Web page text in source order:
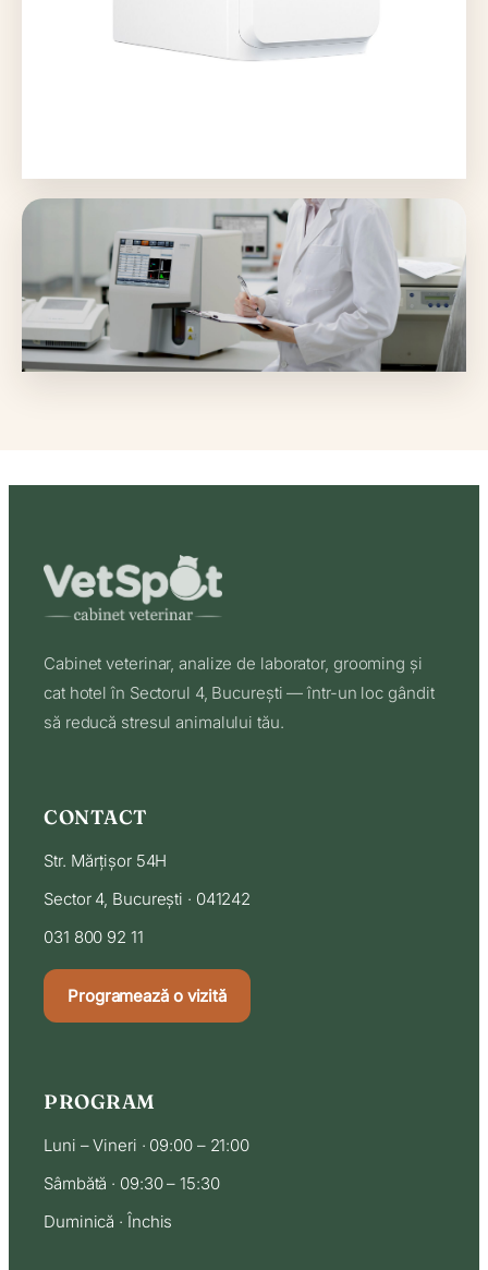
Cabinet veterinar, analize de laborator, grooming și
cat hotel în Sectorul 4, București — într-un loc gândit
să reducă stresul animalului tău.
CONTACT
Str. Mărțișor 54H
Sector 4, București · 041242
031 800 92 11
Programează o vizită
PROGRAM
Luni – Vineri · 09:00 – 21:00
Sâmbătă · 09:30 – 15:30
Duminică · Închis